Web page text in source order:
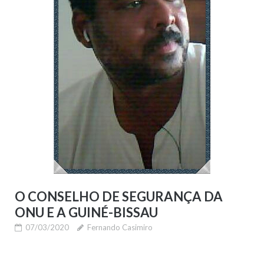
O CONSELHO DE SEGURANÇA DA
ONU E A GUINÉ-BISSAU
07/03/2020 Fernando Casimiro